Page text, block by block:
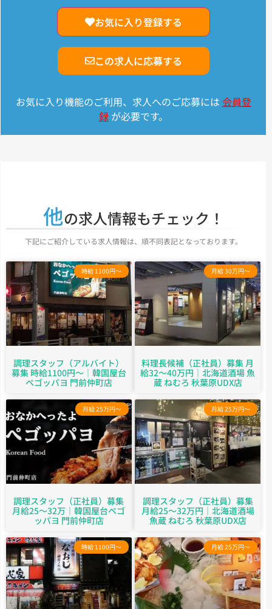
お気に入り登録する
この求人に応募する
お気に入り機能のご利用、求人へのご応募には 会員登
録が必要です。
他の求人情報もチェック！
下記にご紹介している求人情報は、順不同表記となっております。
時給 1100円～
調理スタッフ（アルバイト）
募集 時給1100円～｜韓国屋台
ペゴッパヨ 門前仲町店
月給 30万円～
料理長候補（正社員）募集 月
給32～40万円｜北海道酒場 魚
蔵 ねむろ 秋葉原UDX店
月給 25万円～
調理スタッフ（正社員）募集
月給25～32万｜韓国屋台ペゴ
ッパヨ 門前仲町店
月給 25万円～
調理スタッフ（正社員）募集
月給25～32万円｜北海道酒場
魚蔵 ねむろ 秋葉原UDX店
時給 1100円～ 月給 25万円～